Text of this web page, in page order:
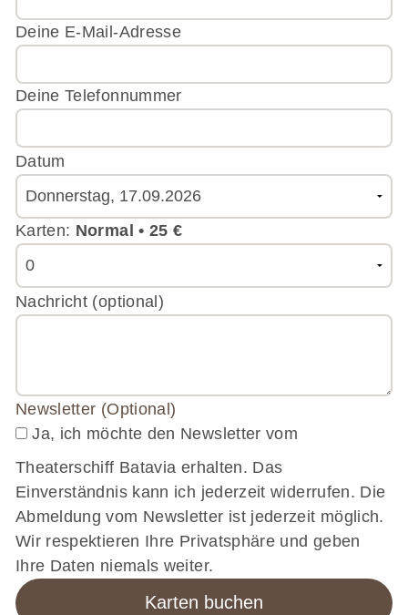
Deine E-Mail-Adresse
Deine Telefonnummer
Bitte
lasse
dieses
Feld
leer.
Datum
Karten: Normal • 25 €
Bitte
lasse
Nachricht (optional)
Newsletter (Optional)
Ja, ich möchte den Newsletter vom
Theaterschiff Batavia erhalten. Das
Einverständnis kann ich jederzeit widerrufen. Die
Abmeldung vom Newsletter ist jederzeit möglich.
Wir respektieren Ihre Privatsphäre und geben
Ihre Daten niemals weiter.